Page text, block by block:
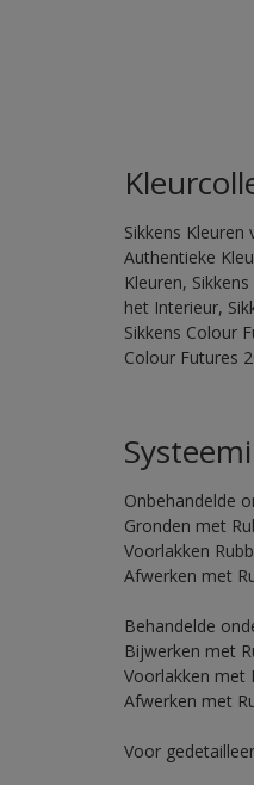
Sikkens Kleuren
Authentieke
Kleuren,
het Interieur,
Sikkens Colour
Colour Futures
Onbehandelde
Gronden met
Voorlakken
Afwerken met
Behandelde
Bijwerken met
Voorlakken met
Afwerken met
Voor